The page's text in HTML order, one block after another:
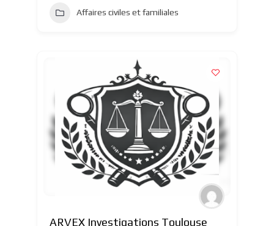
Affaires civiles et familiales
ARVEX Investigations Toulouse